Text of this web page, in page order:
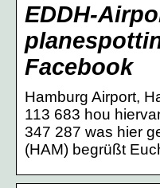
EDDH-
Facebook
Hamburg Airport,
113 683 hou
347 287 was hier
(HAM) begrüßt